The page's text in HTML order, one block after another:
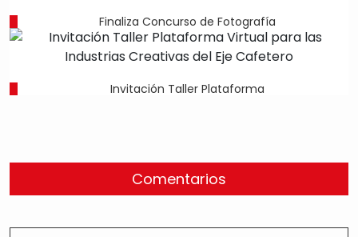
Finaliza Concurso de Fotografía
Invitación Taller Plataforma
Comentarios